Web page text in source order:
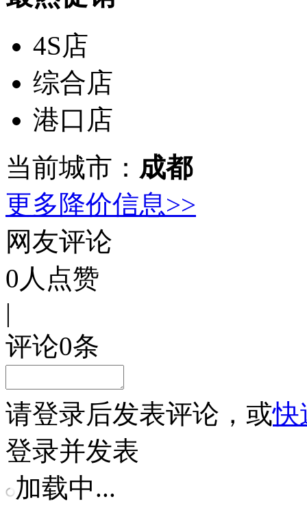
4S店
综合店
港口店
当前城市： 成都
更多降价信息>>
网友评论
0 人点赞
|
评论0条
请登录后发表评论，或快
登录并发表
加载中...